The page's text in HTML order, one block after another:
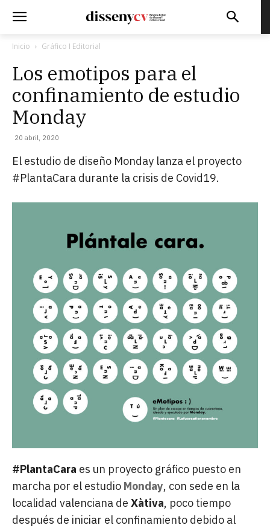
Inicio Gráfico I Editorial
Los emotipos para el
confinamiento de estudio
Monday
20 abril, 2020
El estudio de diseño Monday lanza el proyecto
#PlantaCara durante la crisis de Covid19.
#PlantaCara es un proyecto gráfico puesto en
marcha por el estudio Monday, con sede en la
localidad valenciana de Xàtiva, poco tiempo
después de iniciar el confinamiento debido al